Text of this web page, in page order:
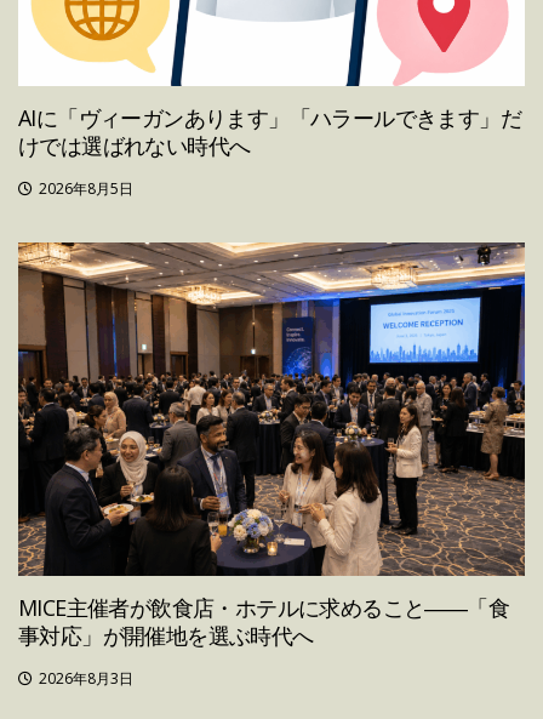
AIに「ヴィーガンあります」「ハラールできます」だ
けでは選ばれない時代へ
2026年8月5日
MICE主催者が飲食店・ホテルに求めること――「食
事対応」が開催地を選ぶ時代へ
2026年8月3日